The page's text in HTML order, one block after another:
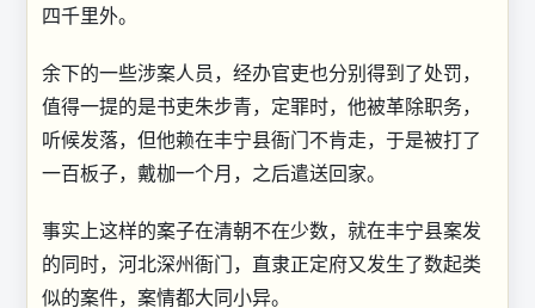
四千里外。
余下的一些涉案人员，经办官吏也分别得到了处罚，
值得一提的是书吏朱步青，定罪时，他被革除职务，
听候发落，但他赖在丰宁县衙门不肯走，于是被打了
一百板子，戴枷一个月，之后遣送回家。
事实上这样的案子在清朝不在少数，就在丰宁县案发
的同时，河北深州衙门，直隶正定府又发生了数起类
似的案件，案情都大同小异。